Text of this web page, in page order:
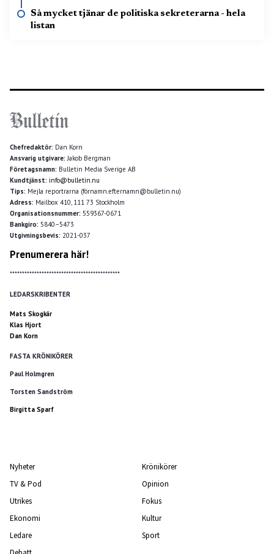
Så mycket tjänar de politiska sekreterarna - hela
listan
Chefredaktör: Dan Korn
Ansvarig utgivare: Jakob Bergman
Företagsnamn: Bulletin Media Sverige AB
Kundtjänst: info@bulletin.nu
Tips: Mejla reportrarna (förnamn.efternamn@bulletin.nu)
Adress: Mailbox 410, 111 73 Stockholm
Organisationsnummer: 559367-0671
Bankgiro: 5840–5473
Utgivningsbevis: 2021-037
Prenumerera här!
*********************************************
LEDARSKRIBENTER
Mats Skogkär
Klas Hjort
Dan Korn
FASTA KRÖNIKÖRER
Paul Holmgren
Torsten Sandström
Birgitta Sparf
Nyheter
TV & Pod
Utrikes
Ekonomi
Ledare
Krönikörer
Opinion
Fokus
Kultur
Sport